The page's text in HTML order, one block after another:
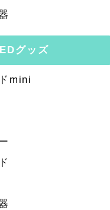
グッズ
mini